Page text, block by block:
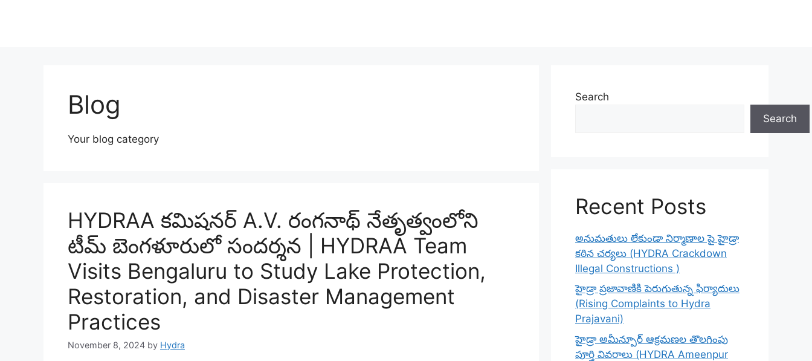
Blog
Your blog category
HYDRAA కమిషనర్ A.V. రంగనాథ్ నేతృత్వంలోని
టీమ్ బెంగళూరులో సందర్శన | HYDRAA Team
Visits Bengaluru to Study Lake Protection,
Restoration, and Disaster Management
Practices
November 8, 2024 by Hydra
Search
Search
Recent Posts
అనుమతులు లేకుండా నిర్మాణాల పై హైడ్రా
కఠిన చర్యలు (HYDRA Crackdown
Illegal Constructions )
హైడ్రా ప్రజావాణికి పెరుగుతున్న ఫిర్యాదులు
(Rising Complaints to Hydra
Prajavani)
హైడ్రా అమీన్పూర్ ఆక్రమణల తొలగింపు
పూర్తి వివరాలు (HYDRA Ameenpur